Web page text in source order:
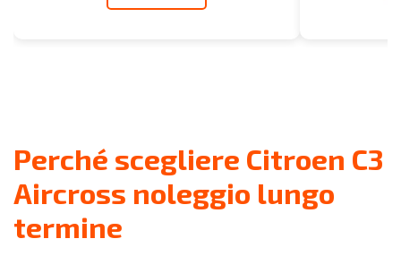
Perché scegliere Citroen C3
Aircross noleggio lungo
termine